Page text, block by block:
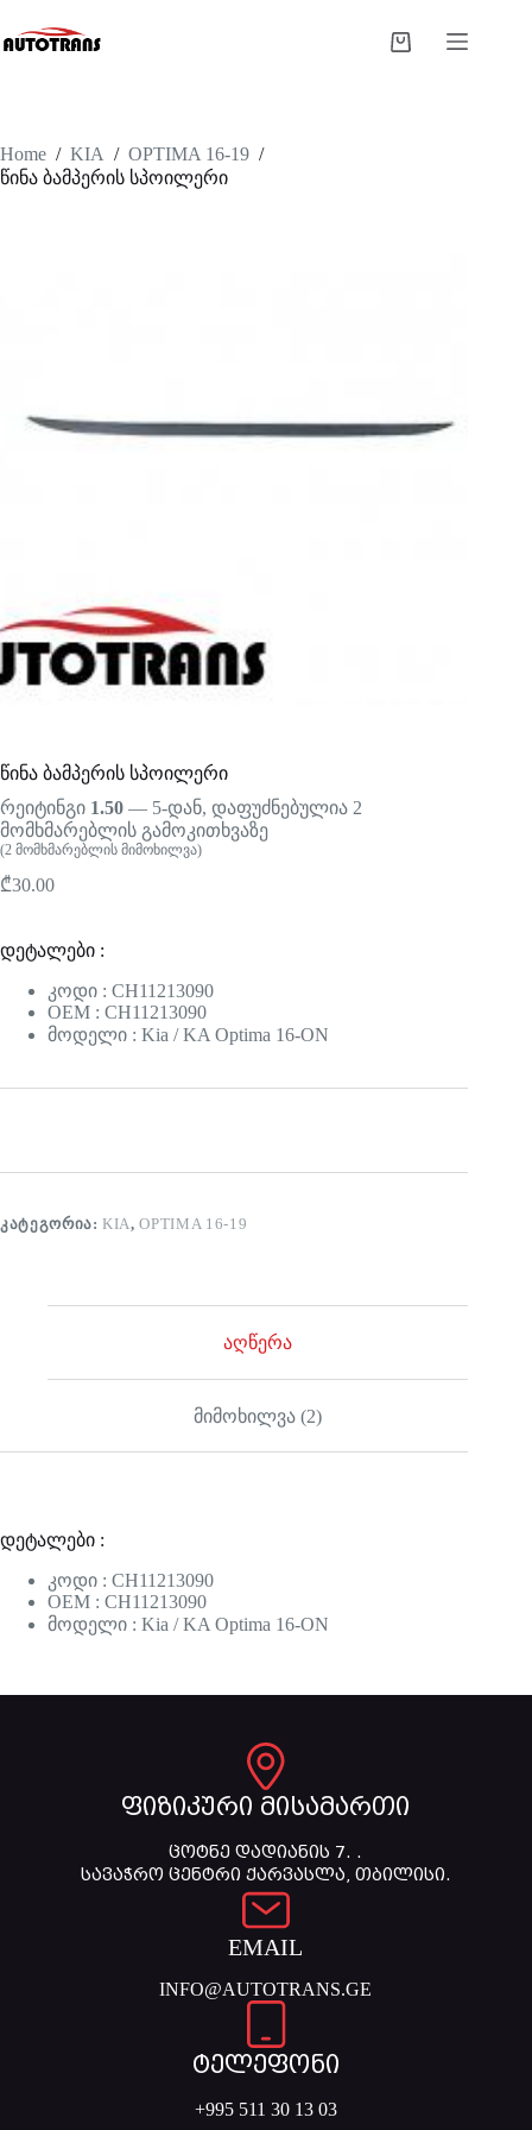
Home / KIA / OPTIMA 16-19 /
წინა ბამპერის სპოილერი
წინა ბამპერის სპოილერი
რეიტინგი 1.50 — 5-დან, დაფუძნებულია 2
მომხმარებლის გამოკითხვაზე
(2 მომხმარებლის მიმოხილვა)
₾30.00
დეტალები :
კოდი : CH11213090
OEM : CH11213090
მოდელი : Kia / KA Optima 16-ON
ᲙᲐᲢᲔᲒᲝᲠᲘᲐ:KIA,OPTIMA 16-19
აღწერა
მიმოხილვა (2)
დეტალები :
კოდი : CH11213090
OEM : CH11213090
მოდელი : Kia / KA Optima 16-ON
ფიზიკური მისამართი
ცოტნე დადიანის 7. .
სავაჭრო ცენტრი ქარვასლა, თბილისი.
EMAIL
INFO@AUTOTRANS.GE
ტელეფონი
+995 511 30 13 03